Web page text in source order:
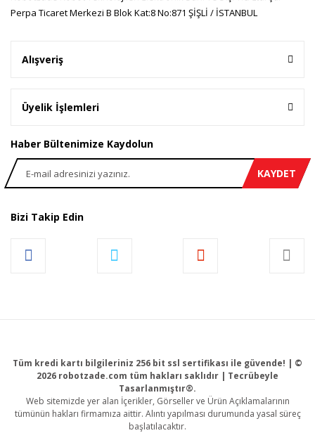
Perpa Ticaret Merkezi B Blok Kat:8 No:871 ŞİŞLİ / İSTANBUL
Alışveriş
Üyelik İşlemleri
Haber Bültenimize Kaydolun
KAYDET
Bizi Takip Edin
Tüm kredi kartı bilgileriniz 256 bit ssl sertifikası ile güvende! | ©
2026 robotzade.com tüm hakları saklıdır | Tecrübeyle
Tasarlanmıştır®.
Web sitemizde yer alan İçerikler, Görseller ve Ürün Açıklamalarının
tümünün hakları firmamıza aittir. Alıntı yapılması durumunda yasal süreç
başlatılacaktır.